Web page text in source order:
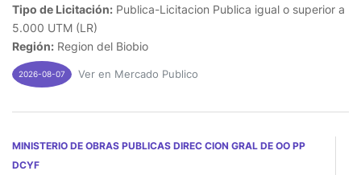
Tipo de Licitación: Publica-Licitacion Publica igual o superior a
5.000 UTM (LR)
Región: Region del Biobio
2026-08-07 Ver en Mercado Publico
MINISTERIO DE OBRAS PUBLICAS DIREC CION GRAL DE OO PP
DCYF